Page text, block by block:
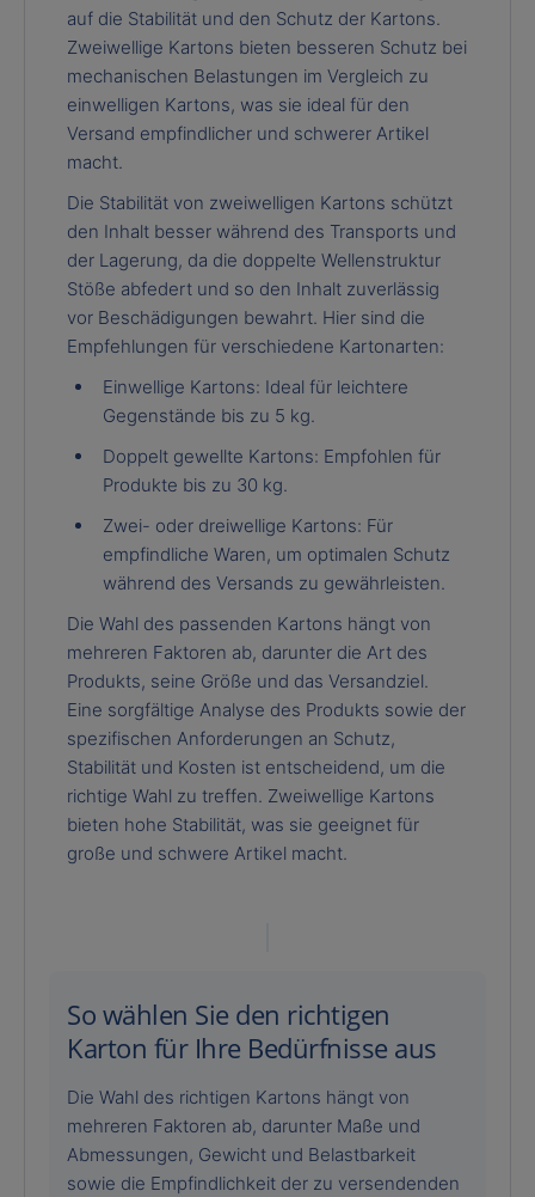
auf die Stabilität und den Schutz der Kartons.
Zweiwellige Kartons bieten besseren Schutz bei
mechanischen Belastungen im Vergleich zu
einwelligen Kartons, was sie ideal für den
Versand empfindlicher und schwerer Artikel
macht.
Die Stabilität von zweiwelligen Kartons schützt
den Inhalt besser während des Transports und
der Lagerung, da die doppelte Wellenstruktur
Stöße abfedert und so den Inhalt zuverlässig
vor Beschädigungen bewahrt. Hier sind die
Empfehlungen für verschiedene Kartonarten:
Einwellige Kartons: Ideal für leichtere
Gegenstände bis zu 5 kg.
Doppelt gewellte Kartons: Empfohlen für
Produkte bis zu 30 kg.
Zwei- oder dreiwellige Kartons: Für
empfindliche Waren, um optimalen Schutz
während des Versands zu gewährleisten.
Die Wahl des passenden Kartons hängt von
mehreren Faktoren ab, darunter die Art des
Produkts, seine Größe und das Versandziel.
Eine sorgfältige Analyse des Produkts sowie der
spezifischen Anforderungen an Schutz,
Stabilität und Kosten ist entscheidend, um die
richtige Wahl zu treffen. Zweiwellige Kartons
bieten hohe Stabilität, was sie geeignet für
große und schwere Artikel macht.
So wählen Sie den richtigen
Karton für Ihre Bedürfnisse aus
Die Wahl des richtigen Kartons hängt von
mehreren Faktoren ab, darunter Maße und
Abmessungen, Gewicht und Belastbarkeit
sowie die Empfindlichkeit der zu versendenden